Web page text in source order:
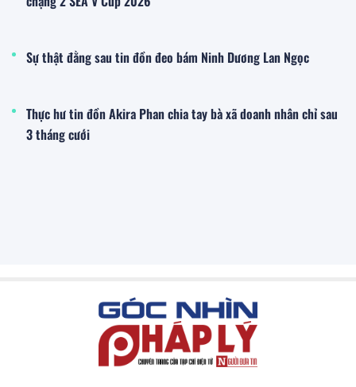
Sự thật đằng sau tin đồn đeo bám Ninh Dương Lan Ngọc
Thực hư tin đồn Akira Phan chia tay bà xã doanh nhân chỉ sau
3 tháng cưới